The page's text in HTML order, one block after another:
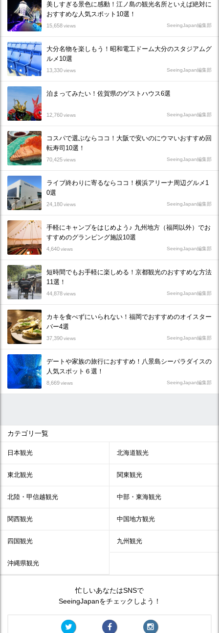
美しすぎる景色に感動！江ノ島の観光名所といえば絶対に
おすすめな人気スポット10選！
15,658views SeeingJapan編集部
大分名物を楽しもう！昭和電工ドーム大分のスタジアムグ
ルメ10選
13,330views SeeingJapan編集部
泊まってみたい！佐賀県のゲストハウス6選
12,760views SeeingJapan編集部
コスパで選ぶならココ！大阪で安いのにウマいおすすめ回
転寿司10選！
70,425views SeeingJapan編集部
ライブ終わりに寄るならココ！横浜アリーナ周辺グルメ1
0選
24,180views SeeingJapan編集部
手軽にキャンプをはじめよう♪ 九州地方（福岡以外）でお
すすめのグランピング施設10選
4,640views SeeingJapan編集部
短時間でもお手軽に楽しめる！京都観光のおすすめな方法
11選！
44,878views SeeingJapan編集部
カキを食べずにいられない！福岡でおすすめのオイスター
バー4選
37,390views SeeingJapan編集部
デートや家族の旅行におすすめ！八景島シーパラダイスの
人気スポット６選！
8,669views SeeingJapan編集部
カテゴリ一覧
日本観光 北海道観光
東北観光 関東観光
北陸・甲信越観光 中部・東海観光
関西観光 中国地方観光
四国観光 九州観光
沖縄県観光
忙しいあなたはSNSで
SeeingJapanをチェックしよう！